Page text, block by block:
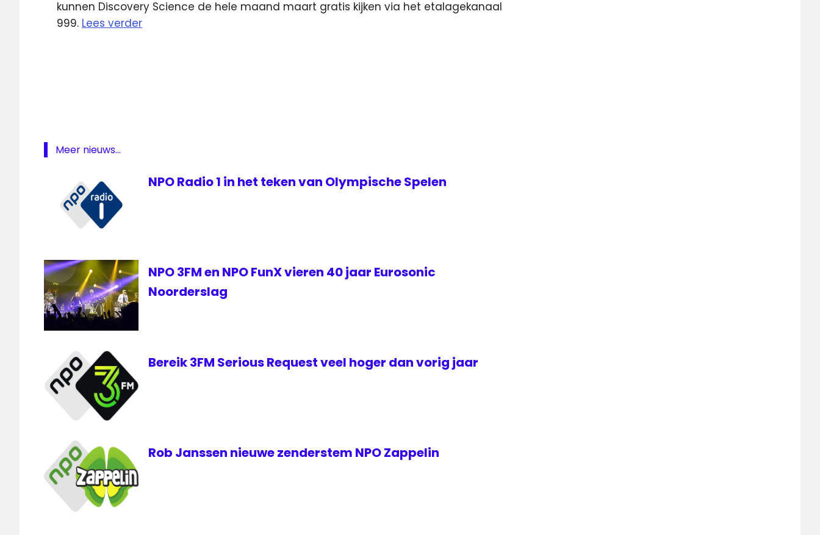
kunnen Discovery Science de hele maand maart gratis kijken via het etalagekanaal
999. Lees verder
Radio
Omroep
Meer nieuws...
NPO Radio 1 in het teken van Olympische Spelen
NPO 3FM en NPO FunX vieren 40 jaar Eurosonic
Noorderslag
Bereik 3FM Serious Request veel hoger dan vorig jaar
Rob Janssen nieuwe zenderstem NPO Zappelin